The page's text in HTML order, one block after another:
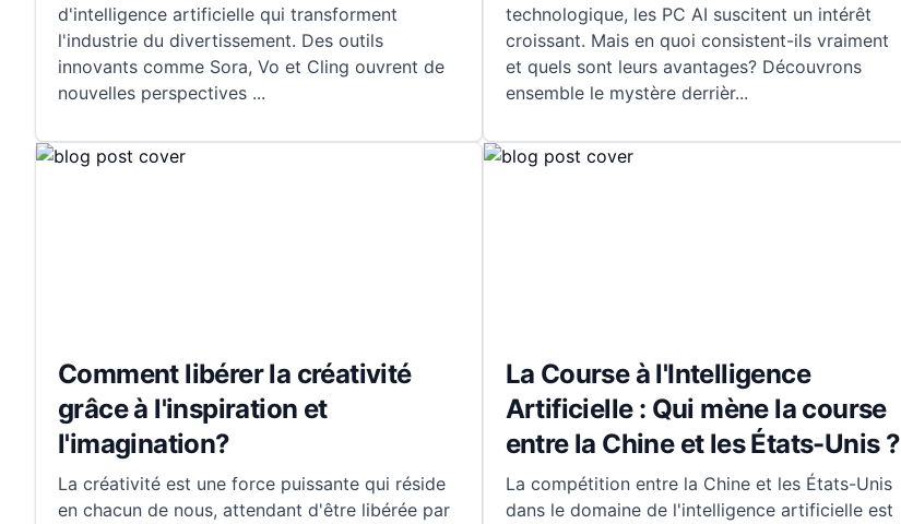
d'intelligence artificielle qui transforment
l'industrie du divertissement. Des outils
innovants comme Sora, Vo et Cling ouvrent de
nouvelles perspectives ...
technologique, les PC AI suscitent un intérêt
croissant. Mais en quoi consistent-ils vraiment
et quels sont leurs avantages? Découvrons
ensemble le mystère derrièr...
Comment libérer la créativité
grâce à l'inspiration et
l'imagination?
La créativité est une force puissante qui réside
en chacun de nous, attendant d'être libérée par
La Course à l'Intelligence
Artificielle : Qui mène la course
entre la Chine et les États-Unis ?
La compétition entre la Chine et les États-Unis
dans le domaine de l'intelligence artificielle est